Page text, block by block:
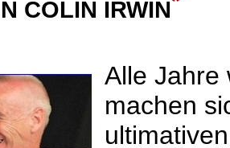
COLIN IRWIN
Alle Jahre
machen